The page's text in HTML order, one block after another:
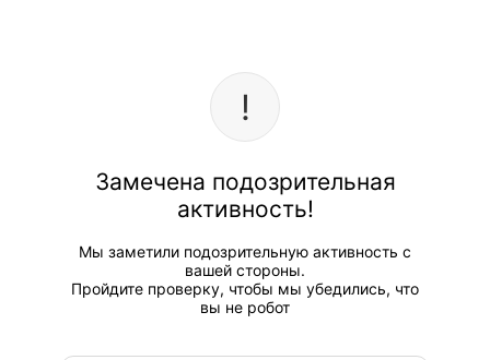
Замечена подозрительная
активность!
Мы заметили подозрительную активность с
вашей стороны.
Пройдите проверку, чтобы мы убедились, что
вы не робот